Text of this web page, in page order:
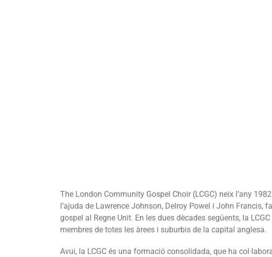
The London Community Gospel Choir (LCGC) neix l’any
l’ajuda de Lawrence Johnson, Delroy Powel i John Francis,
gospel al Regne Unit. En les dues dècades següents, la
membres de totes les àrees i suburbis de la capital anglesa.
Avui, la LCGC és una formació consolidada, que ha